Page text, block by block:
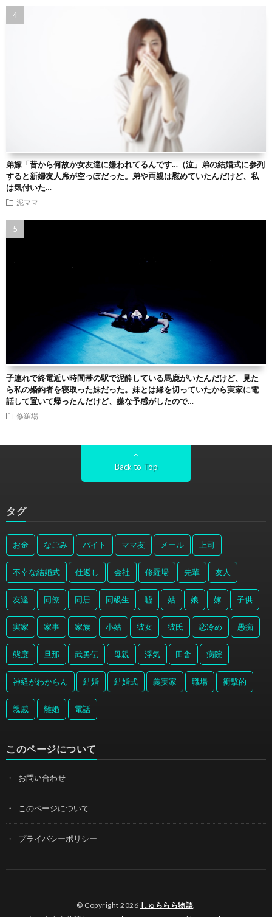
弟嫁「昔から何故か女友達に嫌われてるんです…（泣」弟の結婚式に参列
すると新婦友人席が空っぽだった。弟や両親は慰めていたんだけど、私
は気付いた…
泥ママ
子連れで終電近い時間帯の駅で泥酔している馬鹿がいたんだけど、見た
ら私の婚約者を寝取った妹だった。妹とは縁を切っていたから実家に電
話して置いて帰ったんだけど、嫌な予感がしたので…
修羅場
Back to Top
タグ
お金 なごみ バイト ママ友 メール 上司
不幸な結婚式 仕返し 会社 修羅場 先輩 友人
友達 同僚 同居 同級生 嘘 姑 娘 嫁 子供
実家 家事 家族 小姑 彼女 彼氏 恋冷め 愚痴
態度 旦那 武勇伝 母親 浮気 田舎 病院
神経がわからん 結婚 結婚式 義実家 職場 衝撃的
親戚 離婚 電話
このページについて
お問い合わせ
このページについて
プライバシーポリシー
© Copyright 2026 しゅららら物語